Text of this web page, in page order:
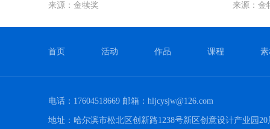
来源：金犊奖 来源：金
首页 活动 作品 课程
电话：17604518669 邮箱：hljcysjw@126.com
地址：哈尔滨市松北区创新路1238号新区创意设计产业园20